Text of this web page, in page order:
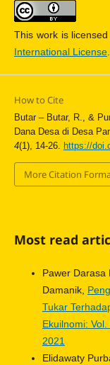
This work is
International License.
How to Cite
Butar – Butar, R., &
Dana Desa di Desa
4(1), 14-26. https://
More Citation
Most read
Pawer Darasa
Damanik,
Tukar
Ekuilnomi:
2021
Elidawaty